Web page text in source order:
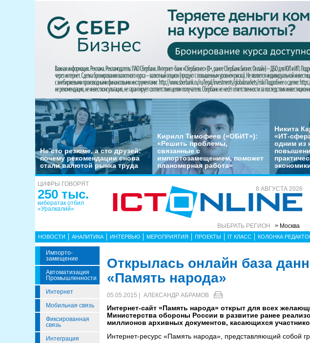
Не сто резюме, а сто друзей:
почему рекомендации снова
стали валютой рынка труда
Кирилл Тимофеев («ОБИТ»):
«Решить проблемы,
связанные с
импортозамещением, поможет
планомерная работа»
Никита
«ИТ-
одним из
ЦИФРЫ ГОВОРЯТ
250 тыс.
кибератак отбил
«Уралкалий»
8 АВГУСТА 2026
ВЫБРАТЬ РЕГИОН > Москва
НОВОСТИ АНАЛИТИКА ИНТЕРВЬЮ МЕРОПРИЯТИЯ ПРОЕКТЫ IT КЛАСС КОЛОНКА
Импорто­
Замещение
Автоматизация
Промышленности
Интернет
Мобильная связь
Фиксированная
связь
Интеграция
Открылась онлайн база
«Память народа»
05.05.2015 | АЛЕКСАНДР АБРАМОВ
Интернет-сайт «Память народа» открыт для всех
Министерства обороны России в развитие ранее
миллионов архивных документов, касающихся
Интернет-ресурс «Память народа», представляющий собой